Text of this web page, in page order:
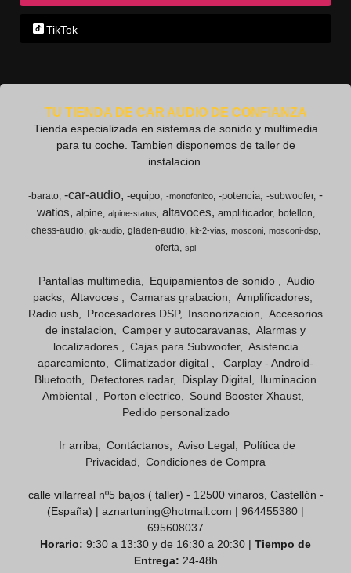
TikTok
TU TIENDA DE CAR AUDIO DE CONFIANZA
Tienda especializada en sistemas de sonido y multimedia
para tu coche. Tambien disponemos de taller de
instalacion.
-barato -car-audio -equipo -monofonico -potencia -subwoofer -
watios
alpine alpine-status altavoces amplificador
botellon
chess-audio
gk-audio gladen-audio kit-2-vias mosconi mosconi-dsp
oferta spl
Pantallas multimedia Equipamientos de sonido
Audio
packs
Altavoces Camaras grabacion
Amplificadores
Radio usb
Procesadores DSP Insonorizacion
Accesorios
de instalacion
Camper y autocaravanas
Alarmas y
localizadores
Cajas para Subwoofer
Asistencia
aparcamiento
Climatizador digital
Carplay - Android-
Bluetooth
Detectores radar Display Digital
Iluminacion
Ambiental
Porton electrico
Sound Booster Xhaust
Pedido personalizado
Ir arriba Contáctanos Aviso Legal
Política de
Privacidad
Condiciones de Compra
calle villarreal nº5 bajos ( taller) - 12500 vinaros, Castellón -
(España) | aznartuning@hotmail.com | 964455380 |
695608037
Horario: 9:30 a 13:30 y de 16:30 a 20:30 | Tiempo de
Entrega: 24-48h